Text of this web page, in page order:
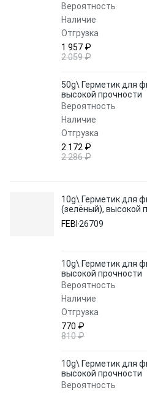
Вероятность
Наличие
Отгрузка
1 957 ₽
2 059 ₽
50g\ Герметик для
высокой прочности
Вероятность
Наличие
Отгрузка
2 172 ₽
2 286 ₽
10g\ Герметик для
(зелёный), высокой
FEBI 26709
10g\ Герметик для
высокой прочности
Вероятность
Наличие
Отгрузка
770 ₽
810 ₽
10g\ Герметик для
высокой прочности
Вероятность